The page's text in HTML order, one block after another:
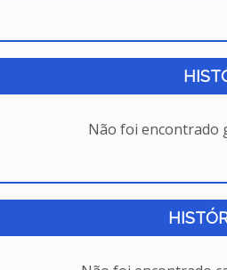
Não foi encontrado